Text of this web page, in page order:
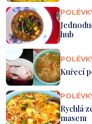
hub
Kuřecí
Rychlá
masem